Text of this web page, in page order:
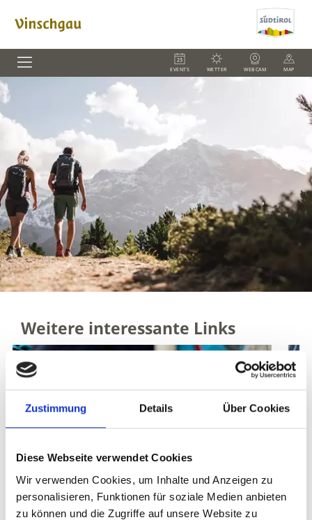
Zustimmung Details Über Cookies
Diese Webseite verwendet Cookies
Wir verwenden Cookies, um Inhalte und Anzeigen zu
personalisieren, Funktionen für soziale Medien anbieten
zu können und die Zugriffe auf unsere Website zu
EVENTS WETTER WEBCAM MAP
Weitere interessante Links